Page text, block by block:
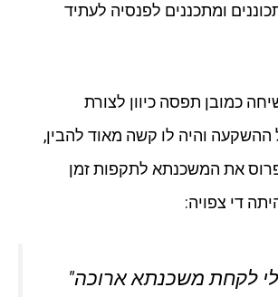
ומתכננים לפנסיה לעתיד
כמובן תפסה כיוון לצורת
ההשקעה והיה לו קשה מאוד להבין,
את המשכנתא לתקפות זמן
די צפויה:
לקחת משכנתא ארוכה"